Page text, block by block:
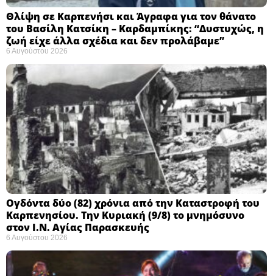
Θλίψη σε Καρπενήσι και Άγραφα για τον θάνατο
του Βασίλη Κατσίκη – Καρδαμπίκης: “Δυστυχώς, η
ζωή είχε άλλα σχέδια και δεν προλάβαμε”
6 Αυγούστου 2026
Ογδόντα δύο (82) χρόνια από την Καταστροφή του
Καρπενησίου. Την Κυριακή (9/8) το μνημόσυνο
στον Ι.Ν. Αγίας Παρασκευής
6 Αυγούστου 2026